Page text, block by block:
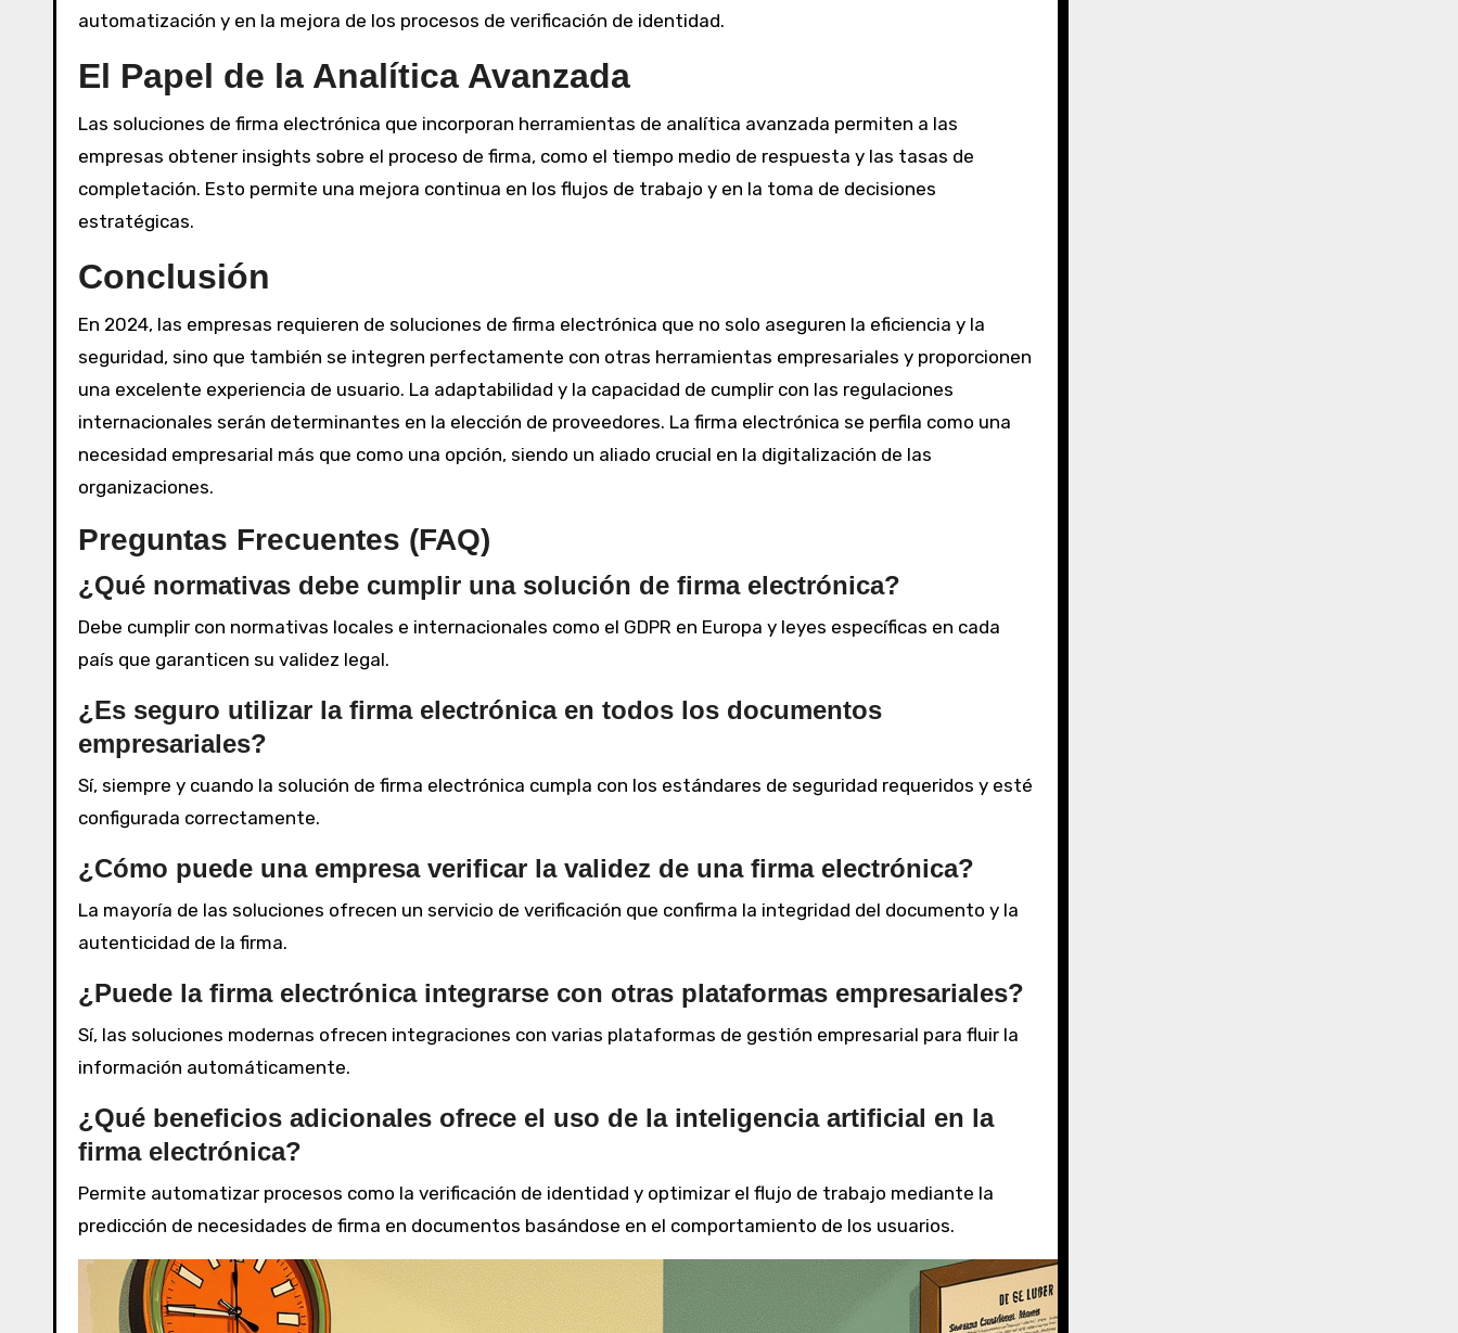
automatización y en la mejora de los procesos de verificación de identidad.
El Papel de la Analítica Avanzada
Las soluciones de firma electrónica que incorporan herramientas de analítica avanzada permiten a las
empresas obtener insights sobre el proceso de firma, como el tiempo medio de respuesta y las tasas de
completación. Esto permite una mejora continua en los flujos de trabajo y en la toma de decisiones
estratégicas.
Conclusión
En 2024, las empresas requieren de soluciones de firma electrónica que no solo aseguren la eficiencia y la
seguridad, sino que también se integren perfectamente con otras herramientas empresariales y proporcionen
una excelente experiencia de usuario. La adaptabilidad y la capacidad de cumplir con las regulaciones
internacionales serán determinantes en la elección de proveedores. La firma electrónica se perfila como una
necesidad empresarial más que como una opción, siendo un aliado crucial en la digitalización de las
organizaciones.
Preguntas Frecuentes (FAQ)
¿Qué normativas debe cumplir una solución de firma electrónica?
Debe cumplir con normativas locales e internacionales como el GDPR en Europa y leyes específicas en cada
país que garanticen su validez legal.
¿Es seguro utilizar la firma electrónica en todos los documentos
empresariales?
Sí, siempre y cuando la solución de firma electrónica cumpla con los estándares de seguridad requeridos y esté
configurada correctamente.
¿Cómo puede una empresa verificar la validez de una firma electrónica?
La mayoría de las soluciones ofrecen un servicio de verificación que confirma la integridad del documento y la
autenticidad de la firma.
¿Puede la firma electrónica integrarse con otras plataformas empresariales?
Sí, las soluciones modernas ofrecen integraciones con varias plataformas de gestión empresarial para fluir la
información automáticamente.
¿Qué beneficios adicionales ofrece el uso de la inteligencia artificial en la
firma electrónica?
Permite automatizar procesos como la verificación de identidad y optimizar el flujo de trabajo mediante la
predicción de necesidades de firma en documentos basándose en el comportamiento de los usuarios.